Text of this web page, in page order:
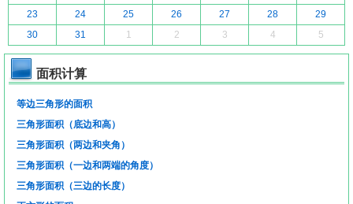
23
24 25 26 27 28
29
30
31 1 2 3 4 5
面积计算
等边三角形的面积
三角形面积（底边和高）
三角形面积（两边和夹角）
三角形面积（一边和两端的角度）
三角形面积（三边的长度）